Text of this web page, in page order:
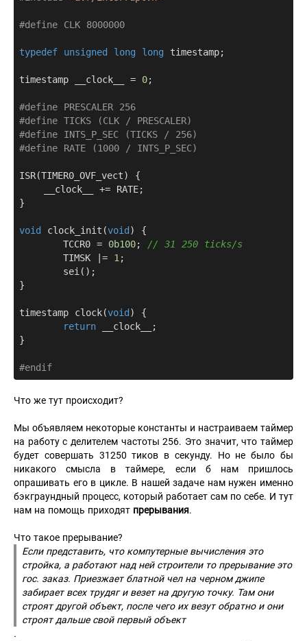
#define CLK 8000000
typedef unsigned long long timestamp;
timestamp __clock__ = 0;
#define PRESCALER 256
#define TICKS (CLK / PRESCALER)
#define INTS_P_SEC (TICKS / 256)
#define RATE (1000 / INTS_P_SEC)
ISR(TIMER0_OVF_vect) {
__clock__ += RATE;
}
void clock_init (void )
{
	TCCR0 =
0b100; // 31 250 ticks/s
	TIMSK |=
1 ;
}
timestamp clock(void )
{
return __clock__;
}
#endif
Что же тут происходит?
Мы объявляем некоторые константы и настраиваем таймер
на работу с делителем частоты 256. Это значит, что таймер
будет совершать 31250 тиков в секунду. Но не было бы
никакого смысла в таймере, если б нам пришлось
опрашивать его в цикле. В нашей задаче нам нужен именно
бэкграундный процесс, который работает сам по себе. И тут
нам на помощь приходят прерывания.
Что такое прерывание?
Если представить, что компутерные вычисления это
стройка, а работают над ней строители то прерывание это
гос. заказ. Приезжает блатной чел на черном джипе
забирает всех трудяг и везет на другую точку. Там они
строят другой объект, после чего их везут обратно и они
строят дальше свой первый объект
.